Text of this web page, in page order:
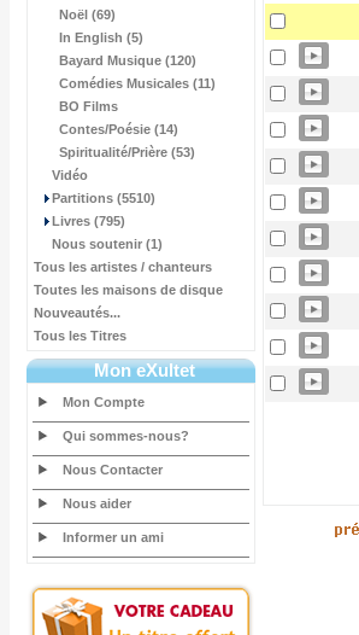
Noël (69)
In English (5)
Bayard Musique (120)
Comédies Musicales (11)
BO Films
Contes/Poésie (14)
Spiritualité/Prière (53)
Vidéo
Partitions (5510)
Livres (795)
Nous soutenir (1)
Tous les artistes / chanteurs
Toutes les maisons de disque
Nouveautés...
Tous les Titres
Mon eXultet
Mon Compte
Qui sommes-nous?
Nous Contacter
Nous aider
Informer un ami